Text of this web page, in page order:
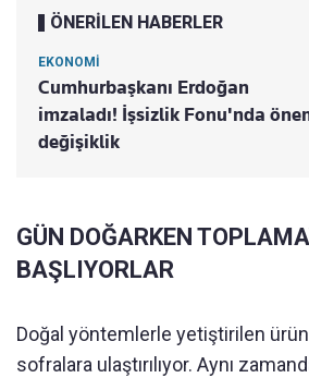
ÖNERİLEN HABERLER
EKONOMİ
Cumhurbaşkanı Erdoğan
imzaladı! İşsizlik Fonu'nda
değişiklik
GÜN DOĞARKEN
BAŞLIYORLAR
Doğal yöntemlerle yetiştirilen
sofralara ulaştırılıyor. Aynı